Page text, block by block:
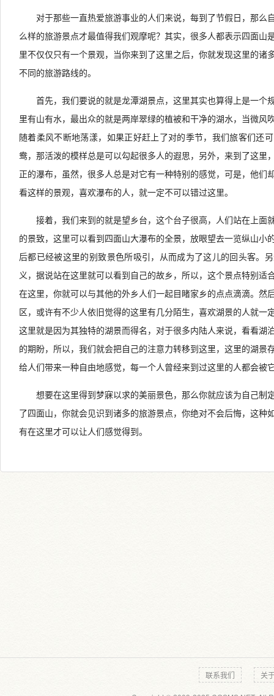
对于那些一直热爱旅游事业的人们来说，每到了节假日，那么
么样的旅游景点才最值得我们观摩呢？其实，很多人都表示四面山
里不仅仅只有一个景观，当你来到了这里之后，你就发现这里的诸
不同的旅游路线的。
首先，我们要说的就是龙潭湖景点，这里其实也算得上是一个
里有山有水，最出众的就是两岸翠绿的植被和干净的湖水，当微风
随着柔风不断地荡漾，如果正好赶上了对的季节，我们旅客们还
鸯，那活泼的模样总是可以勾起很多人的遐思，另外，来到了这里
正的瀑布，虽然，很多人总是对它有一种特别的感觉，可是，他们
看这样的景观，喜欢瀑布的人，就一定不可以错过这里。
接着，我们来到的就是望乡台，这个台子很高，人们站在上面
的景致，这里可以看到四面山大瀑布的全景，放眼望去一览纵山小
后都已经被这里的别致景色所吸引，从而成为了这儿的回头客。
义，据说站在这里就可以看到自己的故乡，所以，这个景点特别适
在这里，你就可以与其他的外乡人们一起目睹家乡的点点滴滴。 然
区，或许有不少人依旧觉得的这里有几分陌生，喜欢湖景的人就一
这里就是因为其独特的湖景而得名，对于很多内陆人来说，看看湖
的期盼，所以，我们就会把自己的注意力转移到这里，这里的湖景
给人们带来一种自由地感觉，每一个人曾经来到过这里的人都会被
想要在这里得到梦寐以求的美丽景色，那么你就应该为自己制
了四面山，你就会见识到诸多的旅游景点，你绝对不会后悔，这种
有在这里才可以让人们感觉得到。
联系我们 关